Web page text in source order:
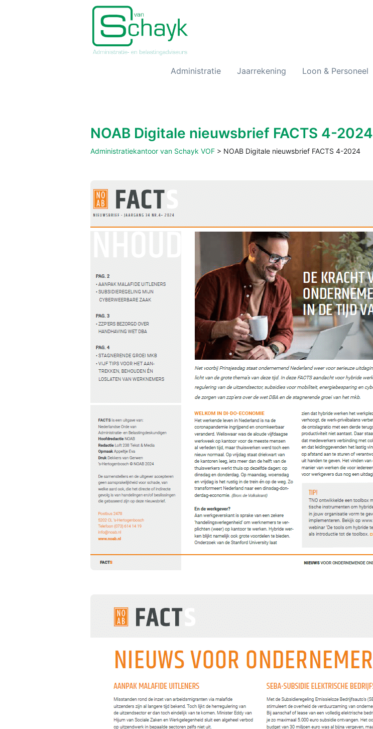
Administratie Jaarrekening Loon & Personeel
NOAB Digitale nieuwsbrief FACTS 4-2024
Administratiekantoor van Schayk VOF > NOAB Digitale nieuwsbrief FACTS 4-2024